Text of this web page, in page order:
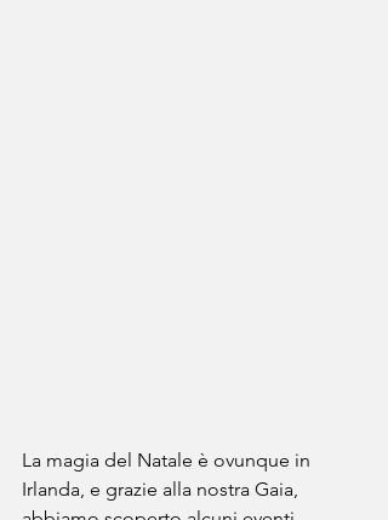
La magia del Natale è ovunque in
Irlanda, e grazie alla nostra Gaia,